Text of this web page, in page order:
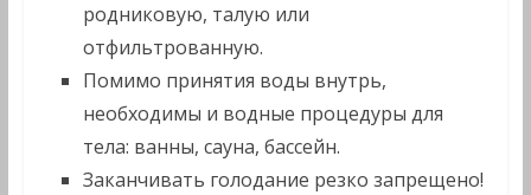
родниковую, талую или
отфильтрованную.
Помимо принятия воды внутрь,
необходимы и водные процедуры для
тела: ванны, сауна, бассейн.
Заканчивать голодание резко запрещено!